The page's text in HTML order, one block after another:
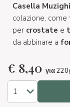
Casella
colazione, come
per crostate e
da abbinare a
€ 8,40 για